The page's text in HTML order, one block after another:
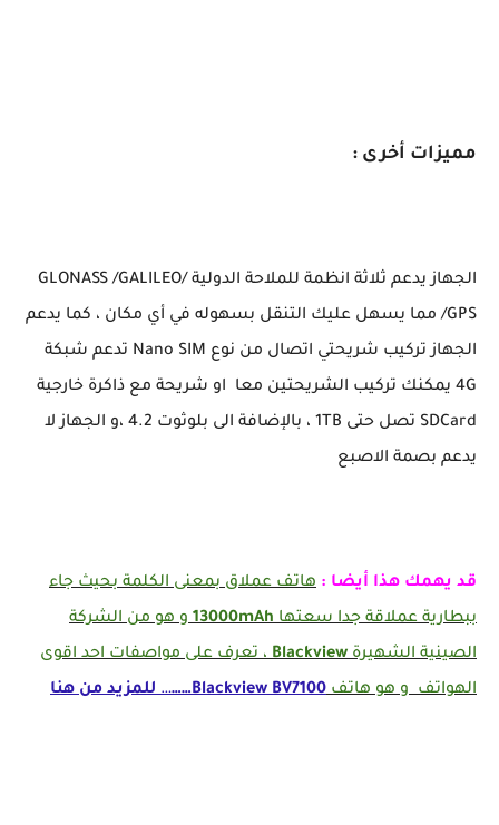
مميزات أخرى :
الجهاز يدعم ثلاثة انظمة للملاحة الدولية /GLONASS /GALILEO
/GPS مما يسهل عليك التنقل بسهوله في أي مكان ، كما يدعم
الجهاز تركيب شريحتي اتصال من نوع Nano SIM تدعم شبكة
4G يمكنك تركيب الشريحتين معا او شريحة مع ذاكرة خارجية
SDCard تصل حتى 1TB ، بالإضافة الى بلوثوت 4.2 ،و الجهاز لا
يدعم بصمة الاصبع
قد يهمك هذا أيضا : هاتف عملاق بمعنى الكلمة بحيث جاء
ببطارية عملاقة جدا سعتها13000mAhو هو من الشركة
الصينية الشهيرةBlackview، تعرف على مواصفات احد اقوى
الهواتف و هو هاتف
Blackview BV7100……
…للمزيد من هنا